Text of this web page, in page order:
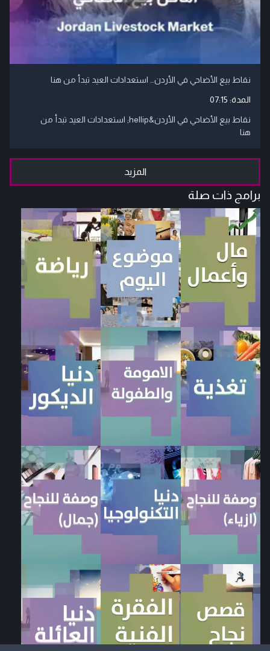
نقاط بيع الأضاحي في الأردن… استعدادات العيد تبدأ من هنا
المدة: 07:15
نقاط بيع الأضاحي في الأردن&hellip; استعدادات العيد تبدأ من
هنا
المزيد
برامج ذات صلة